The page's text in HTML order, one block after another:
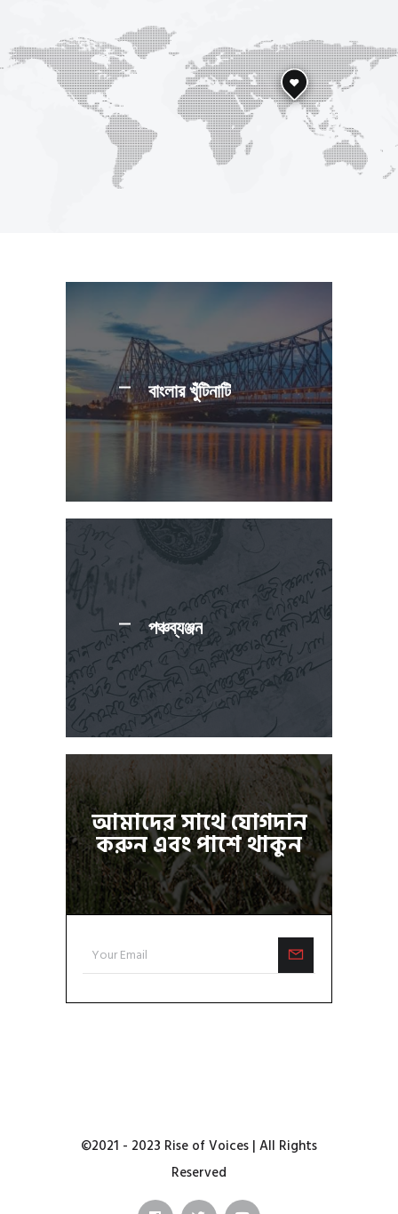
বাংলার খুঁটিনাটি
পঞ্চব্যঞ্জন
আমাদের সাথে যোগদান
করুন এবং পাশে থাকুন
©2021 - 2023 Rise of Voices | All Rights
Reserved